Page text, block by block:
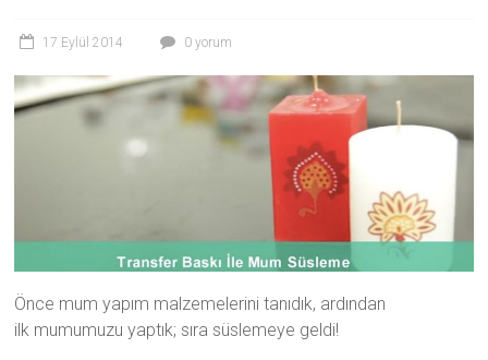
17 Eylül 2014 0 yorum
Önce mum yapım malzemelerini tanıdık, ardından
ilk mumumuzu yaptık; sıra süslemeye geldi!